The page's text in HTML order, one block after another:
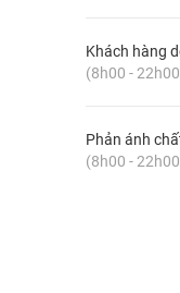
Khách hàng
(8h00 -
Phản ánh
(8h00 -